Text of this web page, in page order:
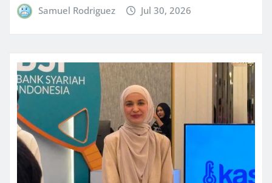
Samuel Rodriguez Jul 30, 2026